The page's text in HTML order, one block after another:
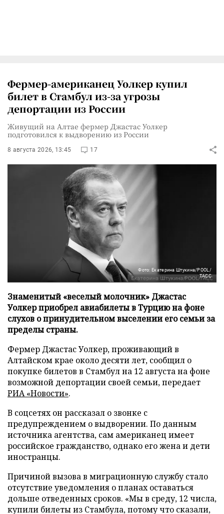
Фермер-американец Уолкер купил
билет в Стамбул из-за угрозы
депортации из России
Живущий на Алтае фермер Джастас Уолкер
подготовился к выдворению из России
8 августа 2026, 13:45 17
Фото: Екатерина Штукина/POOL/
ТАСС
Знаменитый «веселый молочник» Джастас
Уолкер приобрел авиабилеты в Турцию на фоне
слухов о принудительном выселении его семьи за
пределы страны.
Фермер Джастас Уолкер, проживающий в
Алтайском крае около десяти лет, сообщил о
покупке билетов в Стамбул на 12 августа на фоне
возможной депортации своей семьи, передает
РИА «Новости».
В соцсетях он рассказал о звонке с
предупреждением о выдворении. По данным
источника агентства, сам американец имеет
российское гражданство, однако его жена и дети
иностранцы.
Причиной вызова в миграционную службу стало
отсутствие уведомления о планах оставаться
дольше отведенных сроков. «Мы в среду, 12 числа,
купили билеты из Стамбула, потому что сказали,